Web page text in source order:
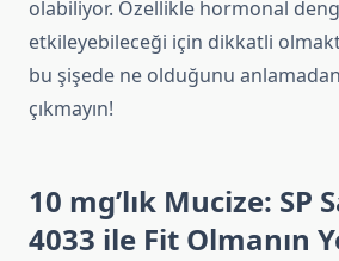
olabiliyor. Özellikle hormonal
etkileyebileceği için dikkatli
bu şişede ne olduğunu
çıkmayın!
10 mg’lık Mucize: SP
4033 ile Fit Olmanın